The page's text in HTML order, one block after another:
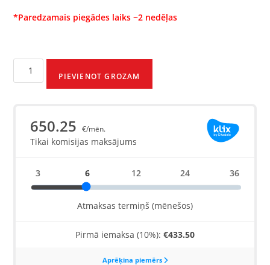
*Paredzamais piegādes laiks ~2 nedēļas
PIEVIENOT GROZAM